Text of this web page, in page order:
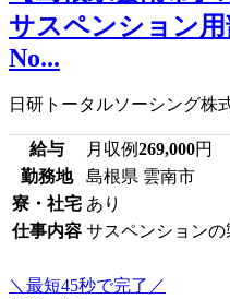
サスペンション
No...
日研トータルソーシング株
給与 月収例269,000円
勤務地
島根県 雲南市
寮・社宅 あり
仕事内容 サスペンションの
＼最短45秒で完了／